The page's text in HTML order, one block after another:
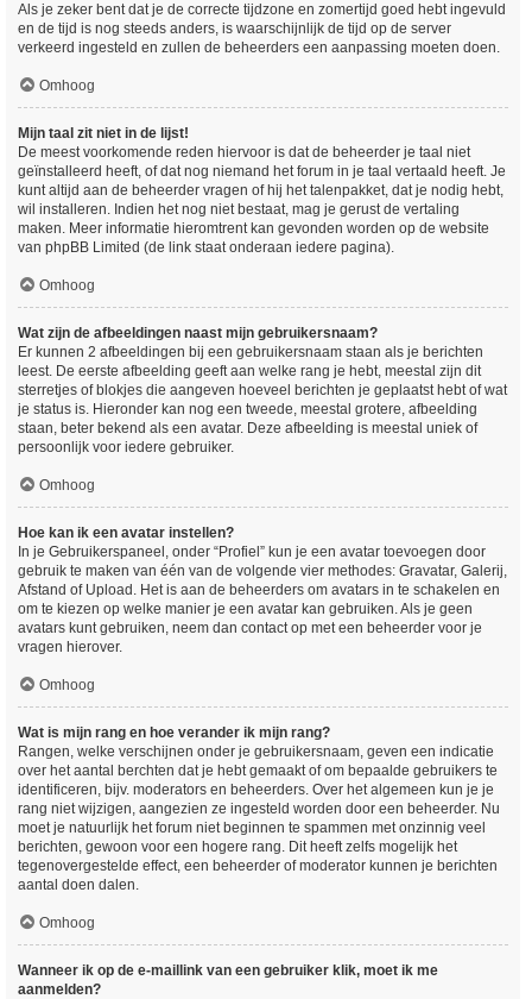
Als je zeker bent dat je de correcte tijdzone en zomertijd goed hebt ingevuld
en de tijd is nog steeds anders, is waarschijnlijk de tijd op de server
verkeerd ingesteld en zullen de beheerders een aanpassing moeten doen.
Omhoog
Mijn taal zit niet in de lijst!
De meest voorkomende reden hiervoor is dat de beheerder je taal niet
geïnstalleerd heeft, of dat nog niemand het forum in je taal vertaald heeft. Je
kunt altijd aan de beheerder vragen of hij het talenpakket, dat je nodig hebt,
wil installeren. Indien het nog niet bestaat, mag je gerust de vertaling
maken. Meer informatie hieromtrent kan gevonden worden op de website
van phpBB Limited (de link staat onderaan iedere pagina).
Omhoog
Wat zijn de afbeeldingen naast mijn gebruikersnaam?
Er kunnen 2 afbeeldingen bij een gebruikersnaam staan als je berichten
leest. De eerste afbeelding geeft aan welke rang je hebt, meestal zijn dit
sterretjes of blokjes die aangeven hoeveel berichten je geplaatst hebt of wat
je status is. Hieronder kan nog een tweede, meestal grotere, afbeelding
staan, beter bekend als een avatar. Deze afbeelding is meestal uniek of
persoonlijk voor iedere gebruiker.
Omhoog
Hoe kan ik een avatar instellen?
In je Gebruikerspaneel, onder “Profiel” kun je een avatar toevoegen door
gebruik te maken van één van de volgende vier methodes: Gravatar, Galerij,
Afstand of Upload. Het is aan de beheerders om avatars in te schakelen en
om te kiezen op welke manier je een avatar kan gebruiken. Als je geen
avatars kunt gebruiken, neem dan contact op met een beheerder voor je
vragen hierover.
Omhoog
Wat is mijn rang en hoe verander ik mijn rang?
Rangen, welke verschijnen onder je gebruikersnaam, geven een indicatie
over het aantal berchten dat je hebt gemaakt of om bepaalde gebruikers te
identificeren, bijv. moderators en beheerders. Over het algemeen kun je je
rang niet wijzigen, aangezien ze ingesteld worden door een beheerder. Nu
moet je natuurlijk het forum niet beginnen te spammen met onzinnig veel
berichten, gewoon voor een hogere rang. Dit heeft zelfs mogelijk het
tegenovergestelde effect, een beheerder of moderator kunnen je berichten
aantal doen dalen.
Omhoog
Wanneer ik op de e-maillink van een gebruiker klik, moet ik me
aanmelden?